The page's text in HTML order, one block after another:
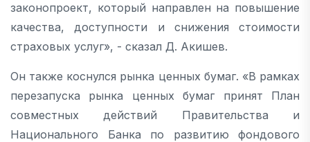
законопроект, который направлен на повышение
качества, доступности и снижения стоимости
страховых услуг», - сказал Д. Акишев.
Он также коснулся рынка ценных бумаг. «В рамках
перезапуска рынка ценных бумаг принят План
совместных действий Правительства и
Национального Банка по развитию фондового